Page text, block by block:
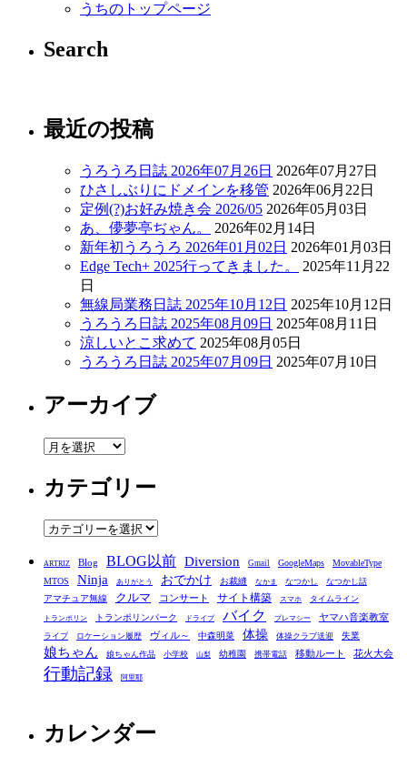
うちのトップページ
Search
最近の投稿
うろうろ日誌 2026年07月26日 2026年07月27日
ひさしぶりにドメインを移管 2026年06月22日
定例(?)お好み焼き会 2026/05 2026年05月03日
あ、儚夢亭ぢゃん。
2026年02月14日
新年初うろうろ 2026年01月02日 2026年01月03日
Edge Tech+ 2025行ってきました。
2025年11月22
日
無線局業務日誌 2025年10月12日 2025年10月12日
うろうろ日誌 2025年08月09日 2025年08月11日
涼しいとこ求めて 2025年08月05日
うろうろ日誌 2025年07月09日 2025年07月10日
アーカイブ
ア
カ
イ
ブ
カテゴリー
カ
ゴ
リ
ー
ARTRIZ Blog BLOG以前 Diversion Gmail GoogleMaps
MovableType
MTOS
Ninja ありがとう おでかけ お裁縫 なかま なつかし なつかし話
アマチュア無線 クルマ コンサート サイト構築 スマホ タイムライン
トランポリン トランポリンパーク ドライブ バイク プレマシー ヤマハ音楽教室
ライブ ロケーション履歴 ヴィル～ 中森明菜 体操 体操クラブ送迎 失業
娘ちゃん 娘ちゃん作品 小学校 山梨 幼稚園 携帯電話 移動ルート 花火大会
行動記録 阿里耶
カレンダー